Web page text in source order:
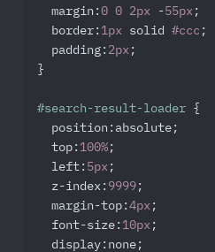
margin :0 0 2px -55px ;
border : 1px solid #ccc ;
padding : 2px ;
}
#search-result-loader {
position :absolute;
top : 100% ;
left : 5px ;
z-index : 9999 ;
margin-top :4px ;
font-size : 10px ;
display :none;